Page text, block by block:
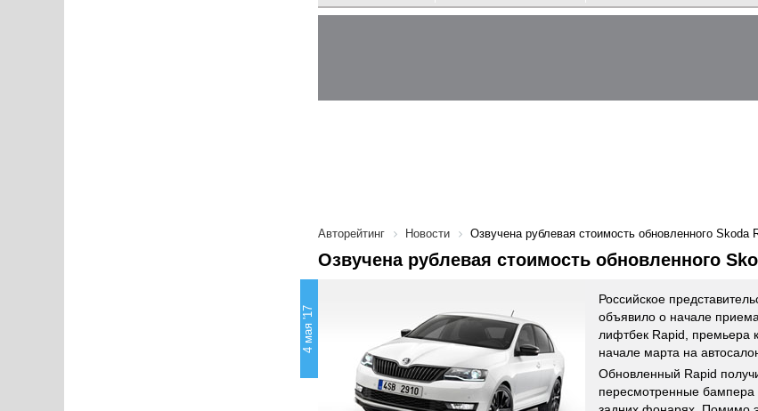
Авторейтинг Новости Озвучена рублевая стоимость обновленного Skoda
Озвучена рублевая стоимость обновленного
4 мая '17
Российское
объявило о начале
лифтбек Rapid, премьера
начале марта на
Обновленный Rapid
пересмотренные бампера